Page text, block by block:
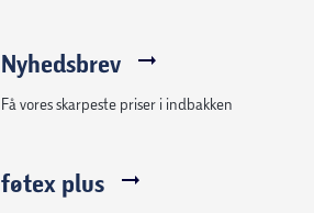
Nyhedsbrev
Få vores skarpeste priser i indbakken
føtex plus